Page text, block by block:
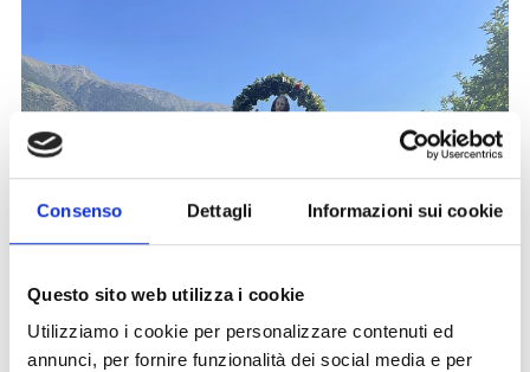
Consenso Dettagli Informazioni sui cookie
Questo sito web utilizza i cookie
Utilizziamo i cookie per personalizzare contenuti ed
annunci, per fornire funzionalità dei social media e per